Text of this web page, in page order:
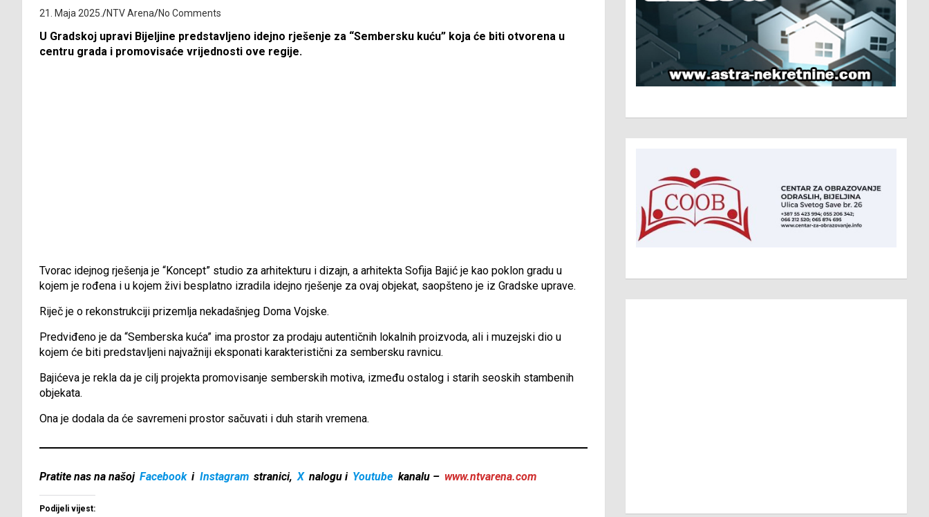
21. Maja 2025. NTV Arena No Comments
U Gradskoj upravi Bijeljine predstavljeno idejno rješenje za “Sembersku kuću” koja će biti otvorena u
centru grada i promovisaće vrijednosti ove regije.
Tvorac idejnog rješenja je “Koncept” studio za arhitekturu i dizajn, a arhitekta Sofija Bajić je kao poklon gradu u
kojem je rođena i u kojem živi besplatno izradila idejno rješenje za ovaj objekat, saopšteno je iz Gradske uprave.
Riječ je o rekonstrukciji prizemlja nekadašnjeg Doma Vojske.
Predviđeno je da “Semberska kuća” ima prostor za prodaju autentičnih lokalnih proizvoda, ali i muzejski dio u
kojem će biti predstavljeni najvažniji eksponati karakteristični za sembersku ravnicu.
Bajićeva je rekla da je cilj projekta promovisanje semberskih motiva, između ostalog i starih seoskih stambenih
objekata.
Ona je dodala da će savremeni prostor sačuvati i duh starih vremena.
Pratite nas na našoj Facebook i Instagram stranici, X nalogu i Youtube kanalu – www.ntvarena.com
Podijeli vijest: